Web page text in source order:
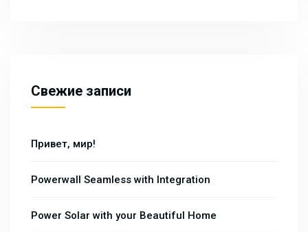
Свежие записи
Привет, мир!
Powerwall Seamless with Integration
Power Solar with your Beautiful Home